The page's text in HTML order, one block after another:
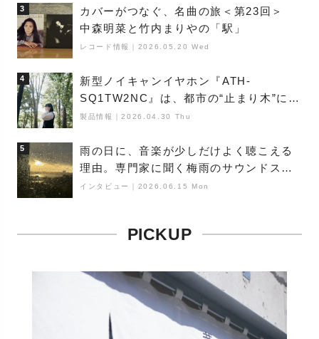
3
カバーがつなぐ、名曲の旅＜第23回＞
中森明菜と竹内まりやの「駅」
レコード情報 2026.05.20 Wed
4
新型ノイキャンイヤホン『ATH-
SQ1TW2NC』は、都市の“止まり木”にな
り得るーシンガーソングライター浮
製品情報 ｜2026.04.30 Thu
5
雨の日に、音楽が少しだけよく聴こえる
理由。専門家に聞く梅雨のサウンドス
ケープ
インタビュー 2026.06.15 Mon
PICKUP